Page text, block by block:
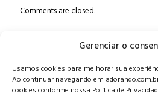
Gerenciar o
Usamos cookies para melhorar sua
Ao continuar navegando em
cookies conforme nossa Política de
Comments are closed.
Alameda Oscar Niemeyer, 1033 – 7º
Serra - Nova Lima/MG,
CONTATO: